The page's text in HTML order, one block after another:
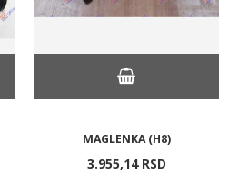
MAGLENKA (H8)
3.955,14 RSD